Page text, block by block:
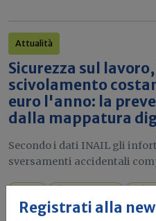
Attualità
Sicurezza sul
scivolamento
euro l'anno: la
dalla mappatura
Secondo i dati INAIL gli
sversamenti accidentali
Registrati alla